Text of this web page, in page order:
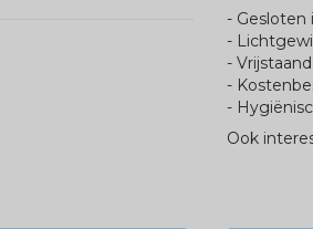
- Gesloten
-
-
-
-
Ook